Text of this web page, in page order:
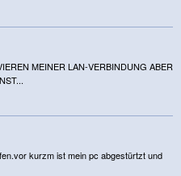
MEINER LAN-VERBINDUNG ABER
kurzm ist mein pc abgestürtzt und